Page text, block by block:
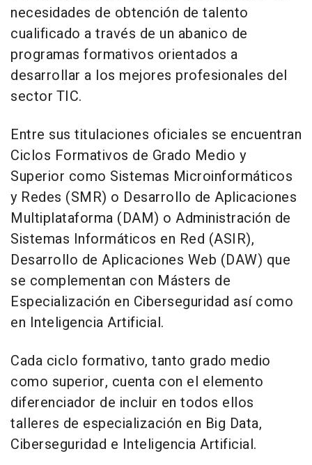
necesidades de obtención de talento
cualificado a través de un abanico de
programas formativos orientados a
desarrollar a los mejores profesionales del
sector TIC.
Entre sus titulaciones oficiales se encuentran
Ciclos Formativos de Grado Medio y
Superior como Sistemas Microinformáticos
y Redes (SMR) o Desarrollo de Aplicaciones
Multiplataforma (DAM) o Administración de
Sistemas Informáticos en Red (ASIR),
Desarrollo de Aplicaciones Web (DAW) que
se complementan con Másters de
Especialización en Ciberseguridad así como
en Inteligencia Artificial.
Cada ciclo formativo, tanto grado medio
como superior, cuenta con el elemento
diferenciador de incluir en todos ellos
talleres de especialización en Big Data,
Ciberseguridad e Inteligencia Artificial.